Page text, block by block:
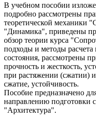
В учебном пособии
подробно рассмотрены
теоретической механики
"Динамика", приведены
обзор теории курса
подходы и методы
состояния, рассмотрены
прочность и жесткость,
при растяжении (сжатии)
сжатие, устойчивость.
Пособие предназначено
направлению подготовки
"Архитектура".